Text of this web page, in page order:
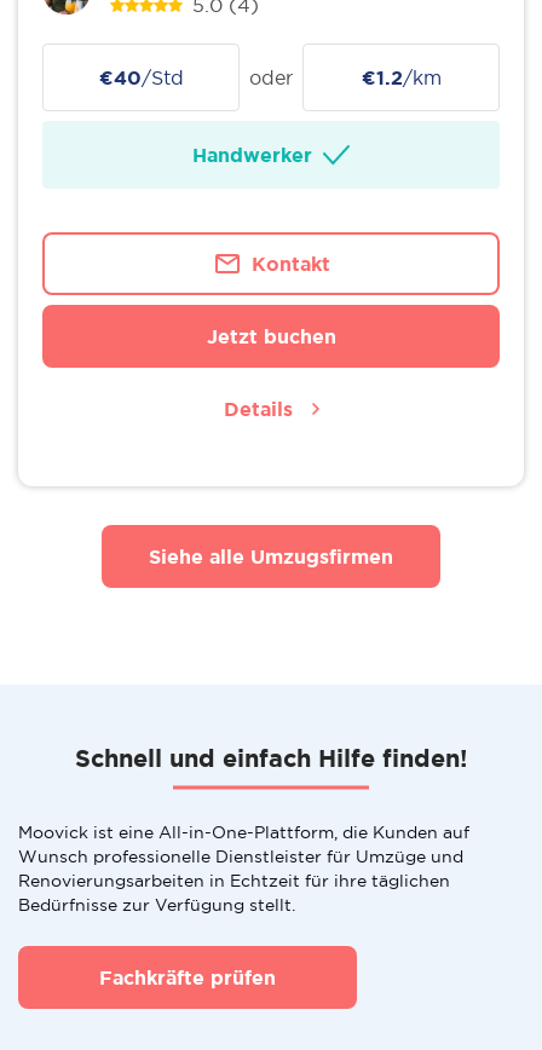
5.0 (4)
€40/Std oder €1.2/km
Handwerker
Kontakt
Jetzt buchen
Details
Siehe alle Umzugsfirmen
Schnell und einfach Hilfe finden!
Moovick ist eine All-in-One-Plattform, die Kunden auf
Wunsch professionelle Dienstleister für Umzüge und
Renovierungsarbeiten in Echtzeit für ihre täglichen
Bedürfnisse zur Verfügung stellt.
Fachkräfte prüfen